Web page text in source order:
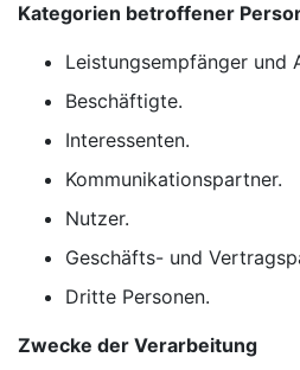
Kategorien betroffener
Leistungsempfänger und
Beschäftigte.
Interessenten.
Kommunikationspartner.
Nutzer.
Geschäfts- und
Dritte Personen.
Zwecke der Verarbeitung